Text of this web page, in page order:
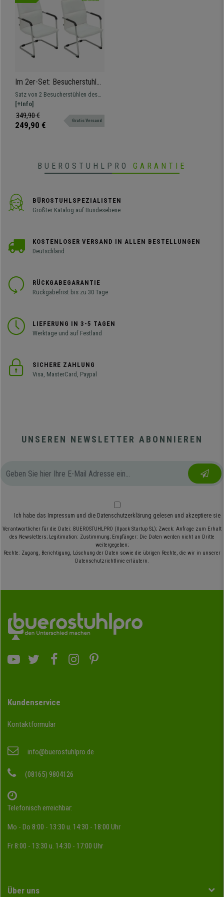
Im 2er-Set: Besucherstuhl
GOLIATH, Metallgestell,
großzügige Polsterung und
elegantes Design, Farbe
Weiß
Satz von 2 Besucherstühlen des
Modells GOLIATH. Bequemer Sitz
und Rückenlehne mit toller
Polsterung, bezogen mit
[+Info]
349,90 €
249,90 € Gratis Versand
BUEROSTUHLPRO GARANTIE
BÜROSTUHLSPEZIALISTEN
Größter Katalog auf Bundesebene
KOSTENLOSER VERSAND IN ALLEN BESTELLUNGEN
Deutschland
RÜCKGABEGARANTIE
Rückgabefrist bis zu 30 Tage
LIEFERUNG IN 3-5 TAGEN
Werktage und auf Festland
SICHERE ZAHLUNG
Visa, MasterCard, Paypal
UNSEREN NEWSLETTER ABONNIEREN
Ich habe das Impressum und die Datenschutzerklärung gelesen und akzeptiere sie
Verantwortlicher für die Datei: BUEROSTUHLPRO (Ilpack Startup SL); Zweck: Anfrage zum Erhalt
des Newsletters; Legitimation: Zustimmung; Empfänger: Die Daten werden nicht an Dritte
weitergegeben;
Rechte: Zugang, Berichtigung, Löschung der Daten sowie die übrigen Rechte, die wir in unserer
Datenschutzrichtlinie erläutern.
Kundenservice
Kontaktformular
info@buerostuhlpro.de
(08165) 9804126
Telefonisch erreichbar:
Mo - Do 8:00 - 13:30 u. 14:30 - 18:00 Uhr
Fr 8:00 - 13:30 u. 14:30 - 17:00 Uhr
Über uns